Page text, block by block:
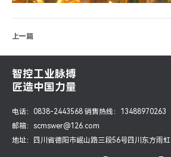
上一篇
智控工业脉搏
匠造中国力量
电话：0838-2443568 销售热线：13488970263
邮箱：scmswer@126.com
地址：四川省德阳市岷山路三段56号四川东方雨